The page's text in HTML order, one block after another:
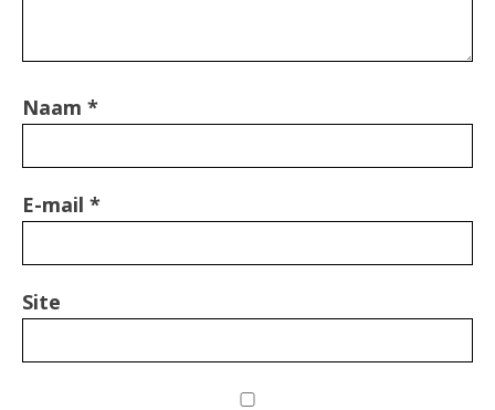
Naam *
E-mail *
Site